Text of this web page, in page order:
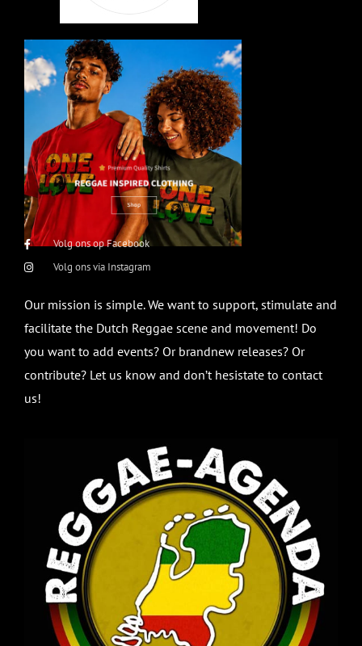
Volg ons op Facebook
Volg ons via Instagram
Our mission is simple. We want to support, stimulate and
facilitate the Dutch Reggae scene and movement! Do
you want to add events? Or brandnew releases? Or
contribute? Let us know and don’t hesistate to contact
us!